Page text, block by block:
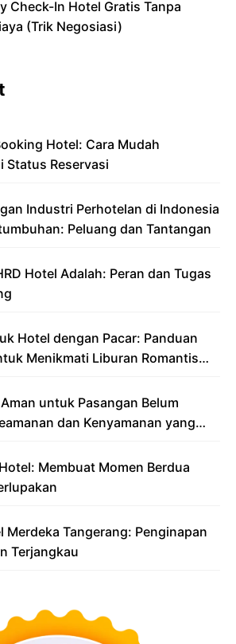
Check-In Hotel Gratis Tanpa
(Trik Negosiasi)
Hotel: Cara Mudah
Status Reservasi
Industri Perhotelan di Indonesia
Peluang dan Tantangan
Hotel Adalah: Peran dan Tugas
Hotel dengan Pacar: Panduan
Menikmati Liburan Romantis
untuk Pasangan Belum
dan Kenyamanan yang
Membuat Momen Berdua
Merdeka Tangerang: Penginapan
Terjangkau